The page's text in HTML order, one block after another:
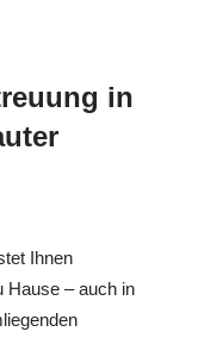
in
Ihnen
Hause – auch in